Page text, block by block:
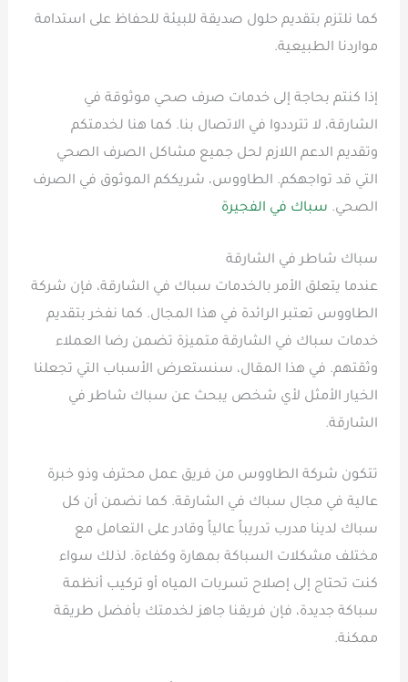
كما نلتزم بتقديم حلول صديقة للبيئة للحفاظ على استدامة
مواردنا الطبيعية.
إذا كنتم بحاجة إلى خدمات صرف صحي موثوقة في
الشارقة، لا تترددوا في الاتصال بنا. كما هنا لخدمتكم
وتقديم الدعم اللازم لحل جميع مشاكل الصرف الصحي
التي قد تواجهكم. الطاووس، شريككم الموثوق في الصرف
الصحي. سباك في الفجيرة
سباك شاطر في الشارقة
عندما يتعلق الأمر بالخدمات سباك في الشارقة، فإن شركة
الطاووس تعتبر الرائدة في هذا المجال. كما نفخر بتقديم
خدمات سباك في الشارقة متميزة تضمن رضا العملاء
وثقتهم. في هذا المقال، سنستعرض الأسباب التي تجعلنا
الخيار الأمثل لأي شخص يبحث عن سباك شاطر في
الشارقة.
تتكون شركة الطاووس من فريق عمل محترف وذو خبرة
عالية في مجال سباك في الشارقة. كما نضمن أن كل
سباك لدينا مدرب تدريباً عالياً وقادر على التعامل مع
مختلف مشكلات السباكة بمهارة وكفاءة. لذلك سواء
كنت تحتاج إلى إصلاح تسربات المياه أو تركيب أنظمة
سباكة جديدة، فإن فريقنا جاهز لخدمتك بأفضل طريقة
ممكنة.